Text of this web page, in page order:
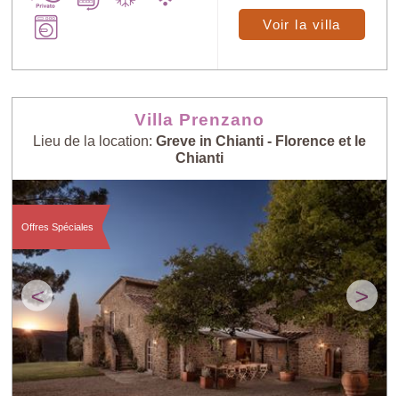
Voir la villa
Villa Prenzano
Lieu de la location: Greve in Chianti - Florence et le
Chianti
< >
Offres Spéciales